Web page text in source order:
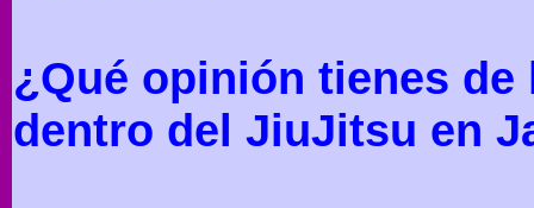
¿Qué opinión tienes
dentro del JiuJitsu en